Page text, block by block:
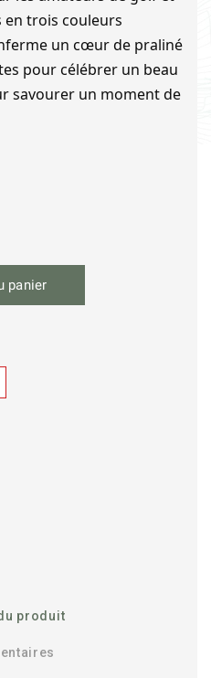
en trois couleurs
un cœur de praliné
pour célébrer un beau
savourer un moment de
panier
produit